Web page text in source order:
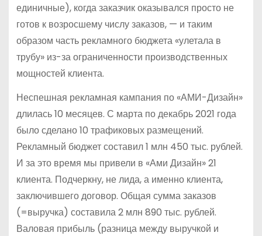
единичные), когда заказчик оказывался просто не
готов к возросшему числу заказов, — и таким
образом часть рекламного бюджета «улетала в
трубу» из-за ограниченности производственных
мощностей клиента.
Неспешная рекламная кампания по «АМИ-Дизайн»
длилась 10 месяцев. С марта по декабрь 2021 года
было сделано 10 трафиковых размещений.
Рекламный бюджет составил 1 млн 450 тыс. рублей.
И за это время мы привели в «Ами Дизайн» 21
клиента. Подчеркну, не лида, а именно клиента,
заключившего договор. Общая сумма заказов
(=выручка) составила 2 млн 890 тыс. рублей.
Валовая прибыль (разница между выручкой и